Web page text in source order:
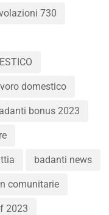
730
domestico
bonus 2023
badanti news
comunitarie
2023